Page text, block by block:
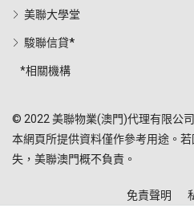
美聯大學堂
駿聯信貸*
*相關機構
© 2022 美聯物業(澳門)代理有限公
本網頁所提供資料僅作參考用途。
失，美聯澳門概不負責。
免責聲明